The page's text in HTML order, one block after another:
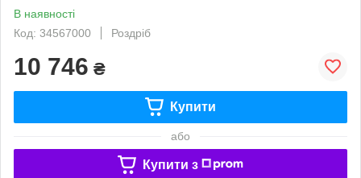
В наявності
Код: 34567000
Роздріб
10 746 ₴
Купити
або
Купити з